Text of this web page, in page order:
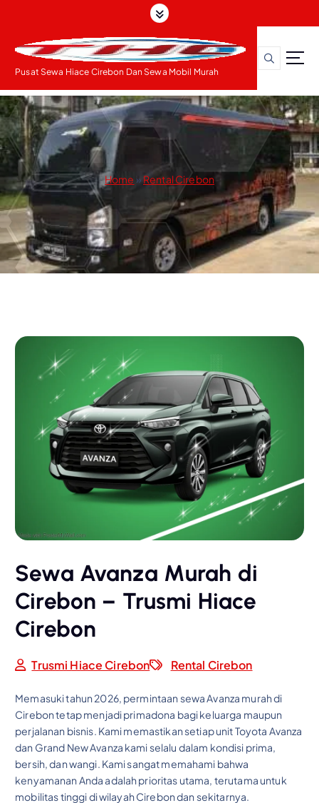
o
c
o
n
t
t
Pusat Sewa Hiace Cirebon Dan Sewa Mobil Murah
Home » Rental Cirebon
Sewa Avanza Murah di
Cirebon – Trusmi Hiace
Cirebon
Trusmi Hiace Cirebon Rental Cirebon
Memasuki tahun 2026, permintaan sewa Avanza murah di
Cirebon tetap menjadi primadona bagi keluarga maupun
perjalanan bisnis. Kami memastikan setiap unit Toyota Avanza
dan Grand New Avanza kami selalu dalam kondisi prima,
bersih, dan wangi. Kami sangat memahami bahwa
kenyamanan Anda adalah prioritas utama, terutama untuk
mobilitas tinggi di wilayah Cirebon dan sekitarnya.